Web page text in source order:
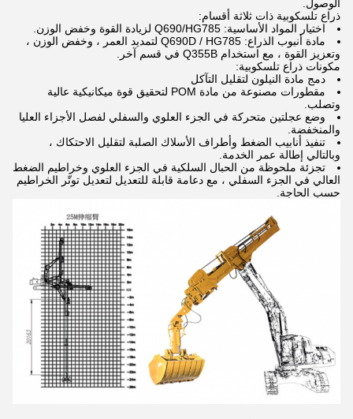
الوصول.
ذراع تلسكوبية ذات ثلاثة أقسام:
اختيار المواد الأساسية: Q690/HG785 لزيادة القوة وخفض الوزن.
مادة أنبوب الذراع: Q690D / HG785 لتمديد العمر ، وخفض الوزن ،
وتعزيز القوة ، مع استخدام Q355B في قسم آخر.
مكونات ذراع تلسكوبية:
دمج مادة النيلون لتقليل التآكل
مقطورات مصنوعة من مادة POM لتحقيق قوة ميكانيكية عالية
وتصلب.
وضع عجلتين متحركة في الجزء العلوي والسفلي لفصل الأجزاء العليا
والمنخفضة.
تنفيذ أنابيب الضغط وأطراف الأسلاك الصلبة لتقليل الاحتكاك ،
وبالتالي إطالة عمر الخدمة.
تجزئة ملحوظة من الحبال السلكية في الجزء العلوي وخراطيم الضغط
العالي في الجزء السفلي ، مع دعامة قابلة للتعديل لتعديل توتّر الخراطيم
حسب الحاجة.